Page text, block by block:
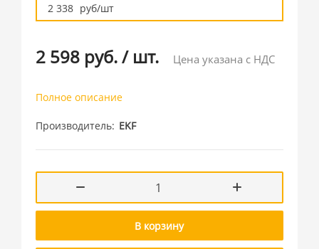
2 338 руб/шт
2 598 руб./ шт. Цена указана с НДС
Полное описание
Производитель EKF
В корзину